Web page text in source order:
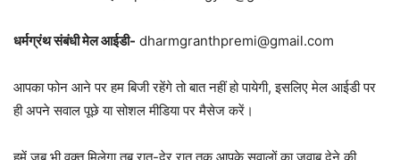
धर्मग्रंथ संबंधी मेल आईडी- dharmgranthpremi@gmail.com
आपका फोन आने पर हम बिजी रहेंगे तो बात नहीं हो पायेगी, इसलिए मेल आईडी पर
ही अपने सवाल पूछे या सोशल मीडिया पर मैसेज करें।